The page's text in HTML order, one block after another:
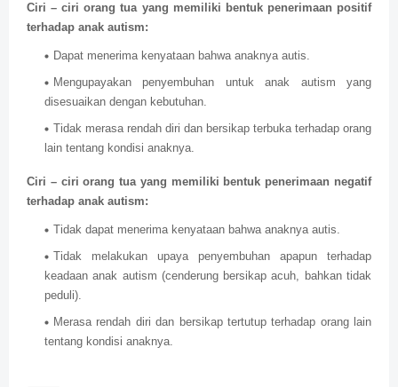
Ciri – ciri orang tua yang memiliki bentuk penerimaan positif
terhadap anak autism:
Dapat menerima kenyataan bahwa anaknya autis.
Mengupayakan penyembuhan untuk anak autism yang
disesuaikan dengan kebutuhan.
Tidak merasa rendah diri dan bersikap terbuka terhadap orang
lain tentang kondisi anaknya.
Ciri – ciri orang tua yang memiliki bentuk penerimaan negatif
terhadap anak autism:
Tidak dapat menerima kenyataan bahwa anaknya autis.
Tidak melakukan upaya penyembuhan apapun terhadap
keadaan anak autism (cenderung bersikap acuh, bahkan tidak
peduli).
Merasa rendah diri dan bersikap tertutup terhadap orang lain
tentang kondisi anaknya.